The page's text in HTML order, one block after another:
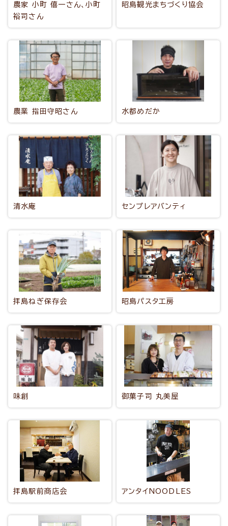
農家 小町 僖一さん、小町
裕司さん
昭島観光まちづくり協会
農業 指田守昭さん 水都めだか
清水庵 センプレアバンティ
拝島ねぎ保存会 昭島パスタ工房
味創 御菓子司 丸美屋
拝島駅前商店会 アンタイNOODLES